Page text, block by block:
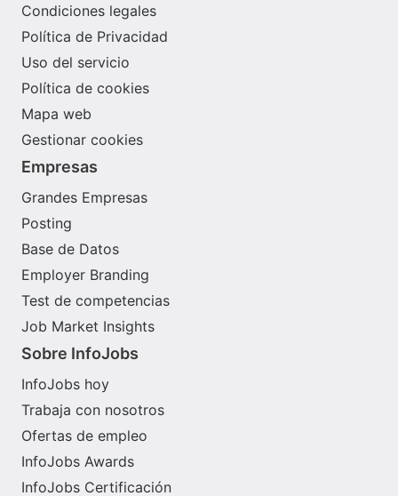
Condiciones legales
Política de Privacidad
Uso del servicio
Política de cookies
Mapa web
Gestionar cookies
Empresas
Grandes Empresas
Posting
Base de Datos
Employer Branding
Test de competencias
Job Market Insights
Sobre InfoJobs
InfoJobs hoy
Trabaja con nosotros
Ofertas de empleo
InfoJobs Awards
InfoJobs Certificación